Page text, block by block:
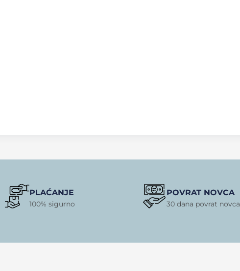
PLAĆANJE
100% sigurno
POVRAT NOVCA
30 dana povrat novca